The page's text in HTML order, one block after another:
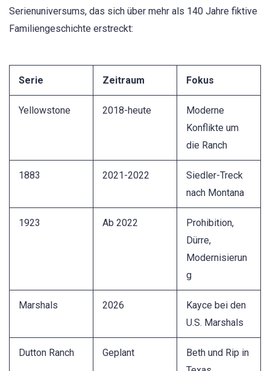
Serienuniversums, das sich über mehr als 140 Jahre fiktive
Familiengeschichte erstreckt:
Serie Zeitraum Fokus
Yellowstone 2018-heute
Moderne
Konflikte um
die Ranch
1883 2021-2022
Siedler-Treck
nach Montana
1923 Ab 2022
Prohibition,
Dürre,
Modernisierun
g
Marshals 2026
Kayce bei den
U.S. Marshals
Dutton Ranch Geplant
Beth und Rip in